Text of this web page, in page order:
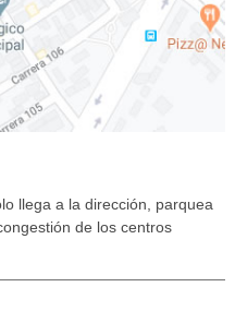
llega a la dirección, parquea
de los centros